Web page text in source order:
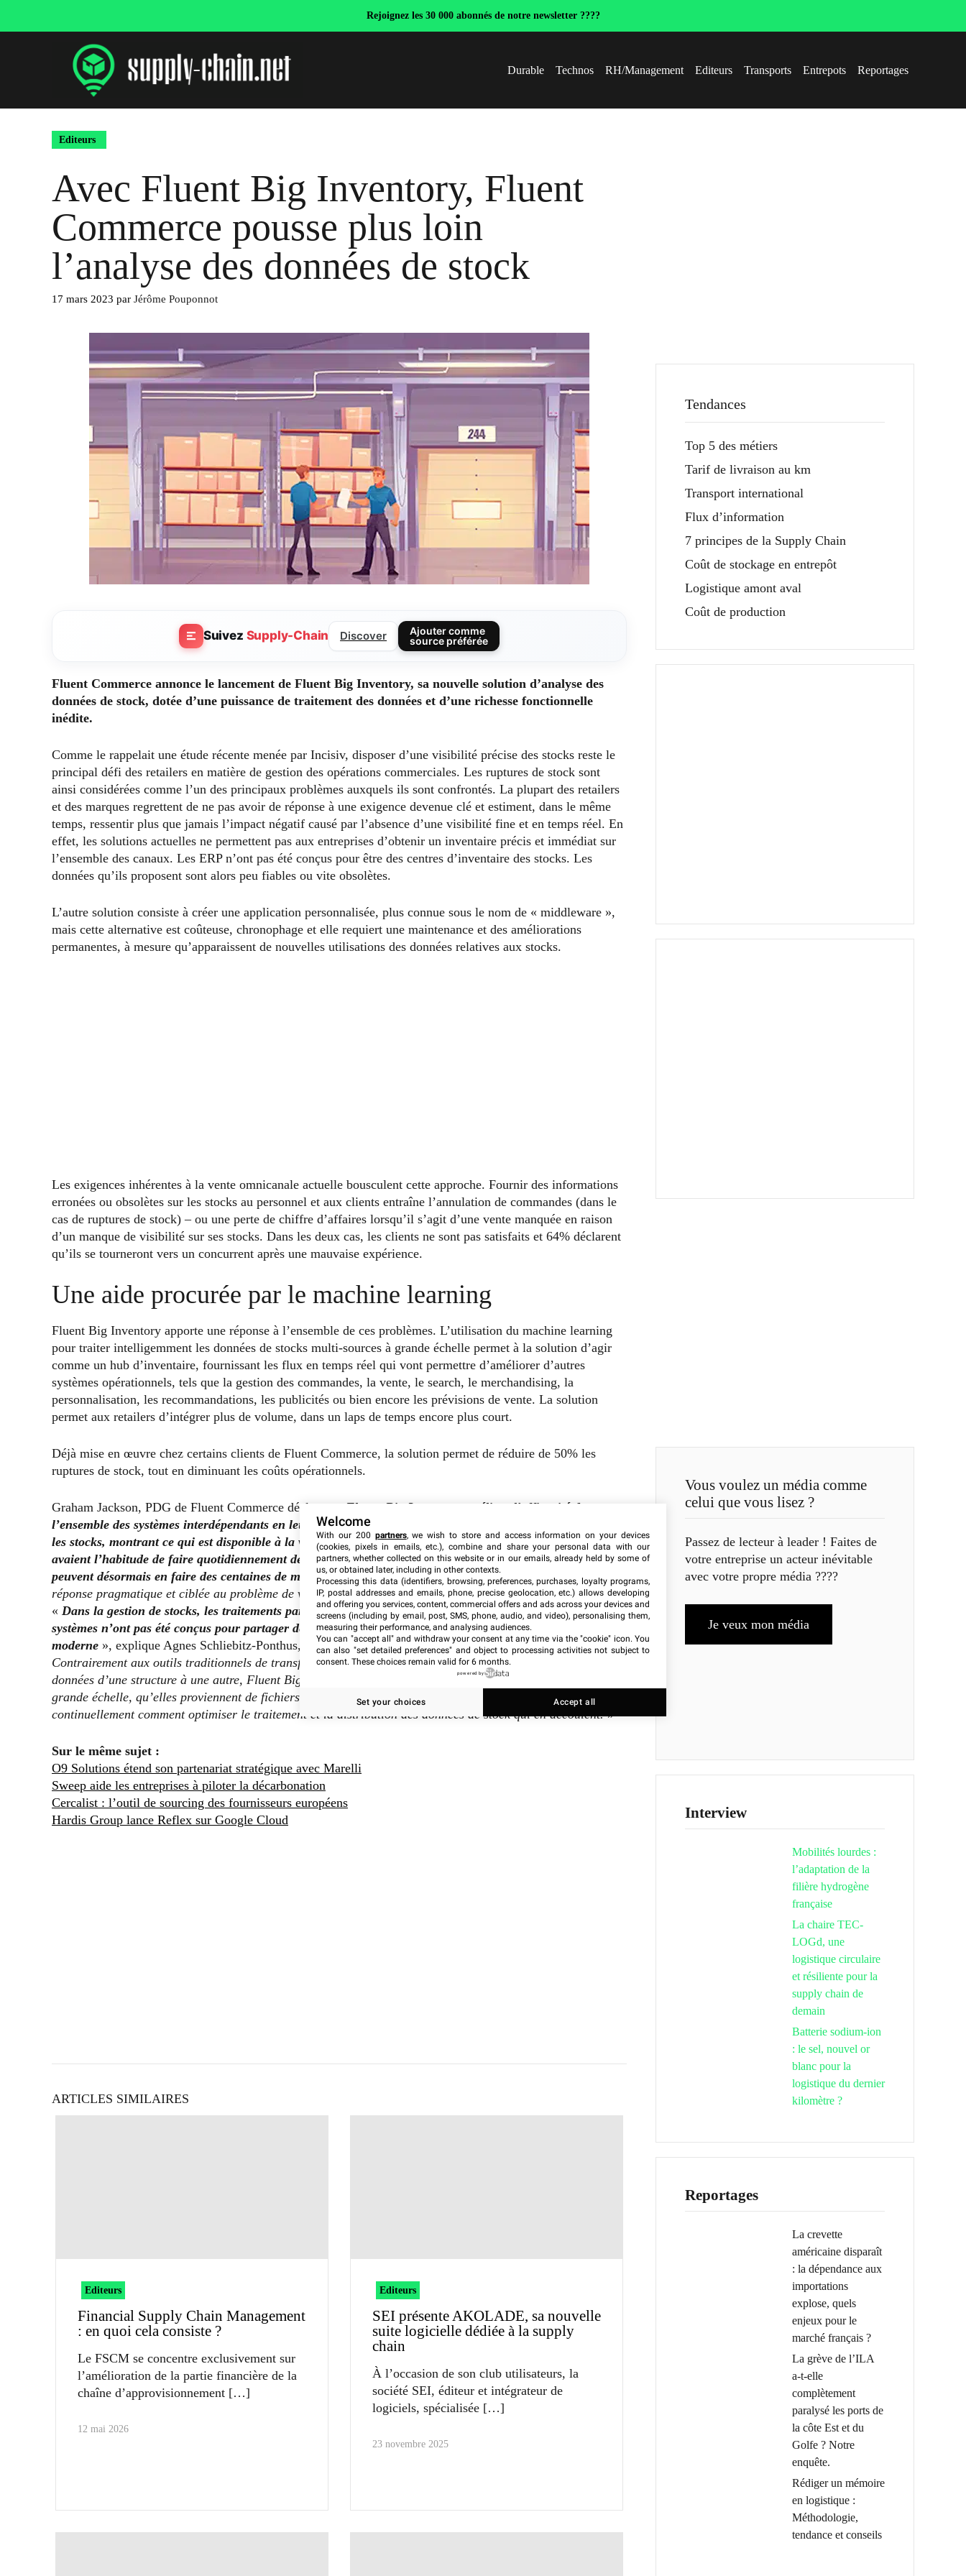
Rejoignez les 30 000 abonnés de notre newsletter ????
Durable Technos RH/Management Editeurs Transports Entrepots Reportages
Editeurs
Avec Fluent Big Inventory, Fluent
Commerce pousse plus loin
l’analyse des données de stock
17 mars 2023 par Jérôme Pouponnot
Suivez Supply-Chain Discover
Ajouter comme
source préférée
Fluent Commerce annonce le lancement de Fluent Big Inventory, sa nouvelle solution d’analyse des
données de stock, dotée d’une puissance de traitement des données et d’une richesse fonctionnelle
inédite.
Comme le rappelait une étude récente menée par Incisiv, disposer d’une visibilité précise des stocks reste le
principal défi des retailers en matière de gestion des opérations commerciales. Les ruptures de stock sont
ainsi considérées comme l’un des principaux problèmes auxquels ils sont confrontés. La plupart des retailers
et des marques regrettent de ne pas avoir de réponse à une exigence devenue clé et estiment, dans le même
temps, ressentir plus que jamais l’impact négatif causé par l’absence d’une visibilité fine et en temps réel. En
effet, les solutions actuelles ne permettent pas aux entreprises d’obtenir un inventaire précis et immédiat sur
l’ensemble des canaux. Les ERP n’ont pas été conçus pour être des centres d’inventaire des stocks. Les
données qu’ils proposent sont alors peu fiables ou vite obsolètes.
L’autre solution consiste à créer une application personnalisée, plus connue sous le nom de « middleware »,
mais cette alternative est coûteuse, chronophage et elle requiert une maintenance et des améliorations
permanentes, à mesure qu’apparaissent de nouvelles utilisations des données relatives aux stocks.
Les exigences inhérentes à la vente omnicanale actuelle bousculent cette approche. Fournir des informations
erronées ou obsolètes sur les stocks au personnel et aux clients entraîne l’annulation de commandes (dans le
cas de ruptures de stock) – ou une perte de chiffre d’affaires lorsqu’il s’agit d’une vente manquée en raison
d’un manque de visibilité sur ses stocks. Dans les deux cas, les clients ne sont pas satisfaits et 64% déclarent
qu’ils se tourneront vers un concurrent après une mauvaise expérience.
Une aide procurée par le machine learning
Fluent Big Inventory apporte une réponse à l’ensemble de ces problèmes. L’utilisation du machine learning
pour traiter intelligemment les données de stocks multi-sources à grande échelle permet à la solution d’agir
comme un hub d’inventaire, fournissant les flux en temps réel qui vont permettre d’améliorer d’autres
systèmes opérationnels, tels que la gestion des commandes, la vente, le search, le merchandising, la
personnalisation, les recommandations, les publicités ou bien encore les prévisions de vente. La solution
permet aux retailers d’intégrer plus de volume, dans un laps de temps encore plus court.
Déjà mise en œuvre chez certains clients de Fluent Commerce, la solution permet de réduire de 50% les
ruptures de stock, tout en diminuant les coûts opérationnels.
Graham Jackson, PDG de Fluent Commerce déclare : « Fluent Big Inventory améliore l’efficacité de
l’ensemble des systèmes interdépendants en leur donnant accès à des données précises et en temps réel sur
les stocks, montrant ce qui est disponible à la vente à une vitesse et une échelle inédite. Là où les retailers
avaient l’habitude de faire quotidiennement des dizaines de millions de mise à jour de leurs stocks, ils
peuvent désormais en faire des centaines de millions en un temps record. Nous leur apportons ainsi une
réponse pragmatique et ciblée au problème de ventes manquées et de ruptures de stock . »
« Dans la gestion de stocks, les traitements par lots effectués pendant la nuit ne conviennent pas. Tous les
systèmes n’ont pas été conçus pour partager des données à la vitesse désormais requise par le commerce
moderne », explique Agnes Schliebitz-Ponthus, Senior Vice-President Produit chez Fluent Commerce. «
Contrairement aux outils traditionnels de transformation des données qui se contentent de convertir les
données d’une structure à une autre, Fluent Big Inventory a été conçu pour ingérer des données disparates à
grande échelle, qu’elles proviennent de fichiers ou du streaming d’événements en direct, pour apprendre
continuellement comment optimiser le traitement et la distribution des données de stock qui en découlent.»
Sur le même sujet :
O9 Solutions étend son partenariat stratégique avec Marelli
Sweep aide les entreprises à piloter la décarbonation
Cercalist : l’outil de sourcing des fournisseurs européens
Hardis Group lance Reflex sur Google Cloud
ARTICLES SIMILAIRES
Editeurs
Financial Supply Chain Management
: en quoi cela consiste ?
Le FSCM se concentre exclusivement sur
l’amélioration de la partie financière de la
chaîne d’approvisionnement
12 mai 2026
Editeurs
SEI présente AKOLADE, sa nouvelle
suite logicielle dédiée à la supply
chain
À l’occasion de son club utilisateurs, la
société SEI, éditeur et intégrateur de
logiciels, spécialisée
23 novembre 2025
Tendances
Top 5 des métiers
Tarif de livraison au km
Transport international
Flux d’information
7 principes de la Supply Chain
Coût de stockage en entrepôt
Logistique amont aval
Coût de production
Vous voulez un média comme
celui que vous lisez ?
Passez de lecteur à leader ! Faites de
votre entreprise un acteur inévitable
avec votre propre média ????
Je veux mon média
Interview
Mobilités lourdes :
l’adaptation de la
filière hydrogène
française
La chaire TEC-
LOGd, une
logistique circulaire
et résiliente pour la
supply chain de
demain
Batterie sodium-ion
: le sel, nouvel or
blanc pour la
logistique du dernier
kilomètre ?
Reportages
La crevette
américaine disparaît
: la dépendance aux
importations
explose, quels
enjeux pour le
marché français ?
La grève de l’ILA
a-t-elle
complètement
paralysé les ports de
la côte Est et du
Golfe ? Notre
enquête.
Rédiger un mémoire
en logistique :
Méthodologie,
tendance et conseils
Welcome
With our 200 partners, we wish to store and access information on your devices
(cookies, pixels in emails, etc.), combine and share your personal data with our
partners, whether collected on this website or in our emails, already held by some of
us, or obtained later, including in other contexts.
Processing this data (identifiers, browsing, preferences, purchases, loyalty programs,
IP, postal addresses and emails, phone, precise geolocation, etc.) allows developing
and offering you services, content, commercial offers and ads across your devices and
screens (including by email, post, SMS, phone, audio, and video), personalising them,
measuring their performance, and analysing audiences.
You can "accept all" and withdraw your consent at any time via the "cookie" icon. You
can also "set detailed preferences" and object to processing activities not subject to
consent. These choices remain valid for 6 months.
powered by
Set your choices Accept all